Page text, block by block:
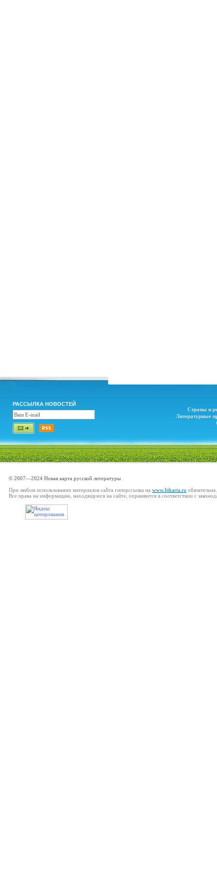
РАССЫЛКА НОВОСТЕЙ
Страны и
Литературные
© 2007—2024 Новая карта русской литературы
При любом использовании материалов сайта гиперссылка на www.litkarta.ru обязательна.
Все права на информацию, находящуюся на сайте, охраняются в соответствии с